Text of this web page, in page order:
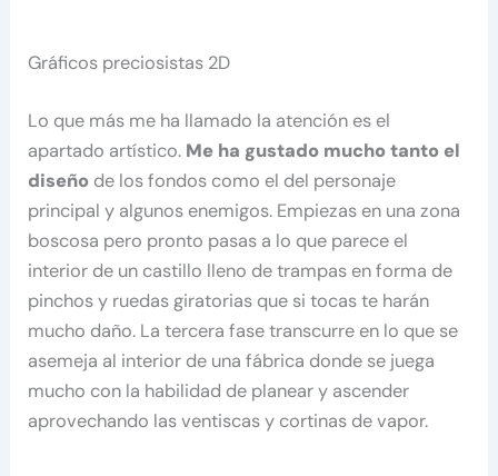
Gráficos preciosistas 2D
Lo que más me ha llamado la atención es el
apartado artístico. Me ha gustado mucho tanto el
diseño de los fondos como el del personaje
principal y algunos enemigos. Empiezas en una zona
boscosa pero pronto pasas a lo que parece el
interior de un castillo lleno de trampas en forma de
pinchos y ruedas giratorias que si tocas te harán
mucho daño. La tercera fase transcurre en lo que se
asemeja al interior de una fábrica donde se juega
mucho con la habilidad de planear y ascender
aprovechando las ventiscas y cortinas de vapor.